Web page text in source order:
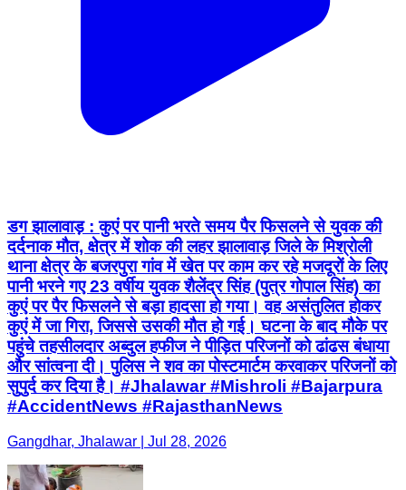
डग झालावाड़ : कुएं पर पानी भरते समय पैर फिसलने से युवक की
दर्दनाक मौत, क्षेत्र में शोक की लहर झालावाड़ जिले के मिश्रोली
थाना क्षेत्र के बजरपुरा गांव में खेत पर काम कर रहे मजदूरों के लिए
पानी भरने गए 23 वर्षीय युवक शैलेंद्र सिंह (पुत्र गोपाल सिंह) का
कुएं पर पैर फिसलने से बड़ा हादसा हो गया। वह असंतुलित होकर
कुएं में जा गिरा, जिससे उसकी मौत हो गई। घटना के बाद मौके पर
पहुंचे तहसीलदार अब्दुल हफीज ने पीड़ित परिजनों को ढांढस बंधाया
और सांत्वना दी। पुलिस ने शव का पोस्टमार्टम करवाकर परिजनों को
सुपुर्द कर दिया है। #Jhalawar #Mishroli #Bajarpura
#AccidentNews #RajasthanNews
Gangdhar, Jhalawar | Jul 28, 2026